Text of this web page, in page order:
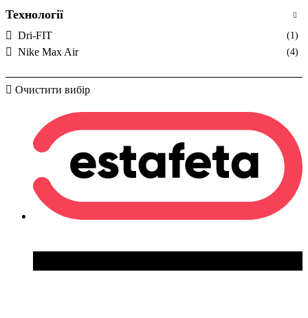
Технології
Dri-FIT (1)
Nike Max Air (4)
Очистити вибір